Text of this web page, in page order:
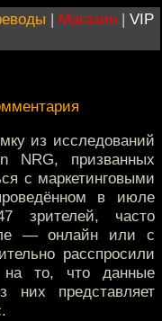
| Магазин | VIP
из исследований
NRG, призванных
с маркетинговыми
в июле
зрителей, часто
— онлайн или с
расспросили
на то, что данные
представляет